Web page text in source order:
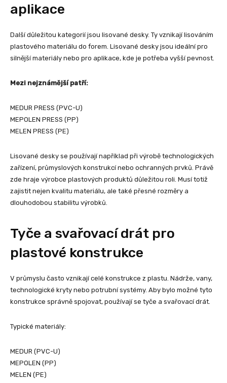
aplikace
Další důležitou kategorií jsou lisované desky. Ty vznikají lisováním
plastového materiálu do forem. Lisované desky jsou ideální pro
silnější materiály nebo pro aplikace, kde je potřeba vyšší pevnost.
Mezi nejznámější patří:
MEDUR PRESS (PVC-U)
MEPOLEN PRESS (PP)
MELEN PRESS (PE)
Lisované desky se používají například při výrobě technologických
zařízení, průmyslových konstrukcí nebo ochranných prvků. Právě
zde hraje výrobce plastových produktů důležitou roli. Musí totiž
zajistit nejen kvalitu materiálu, ale také přesné rozměry a
dlouhodobou stabilitu výrobků.
Tyče a svařovací drát pro
plastové konstrukce
V průmyslu často vznikají celé konstrukce z plastu. Nádrže, vany,
technologické kryty nebo potrubní systémy. Aby bylo možné tyto
konstrukce správně spojovat, používají se tyče a svařovací drát.
Typické materiály:
MEDUR (PVC-U)
MEPOLEN (PP)
MELEN (PE)